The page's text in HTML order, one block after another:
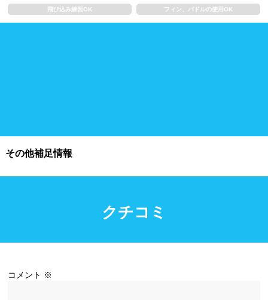
飛び込み練習OK フィン、パドルの使用OK
その他補足情報
クチコミ
コメント ※
プール情報